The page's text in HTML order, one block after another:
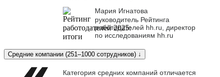
Мария Игнатова
руководитель Рейтинга
работодателей hh.ru, директор
по исследованиям hh.ru
Средние компании (251–1000 сотрудников) ↓
Категория средних компаний отличается